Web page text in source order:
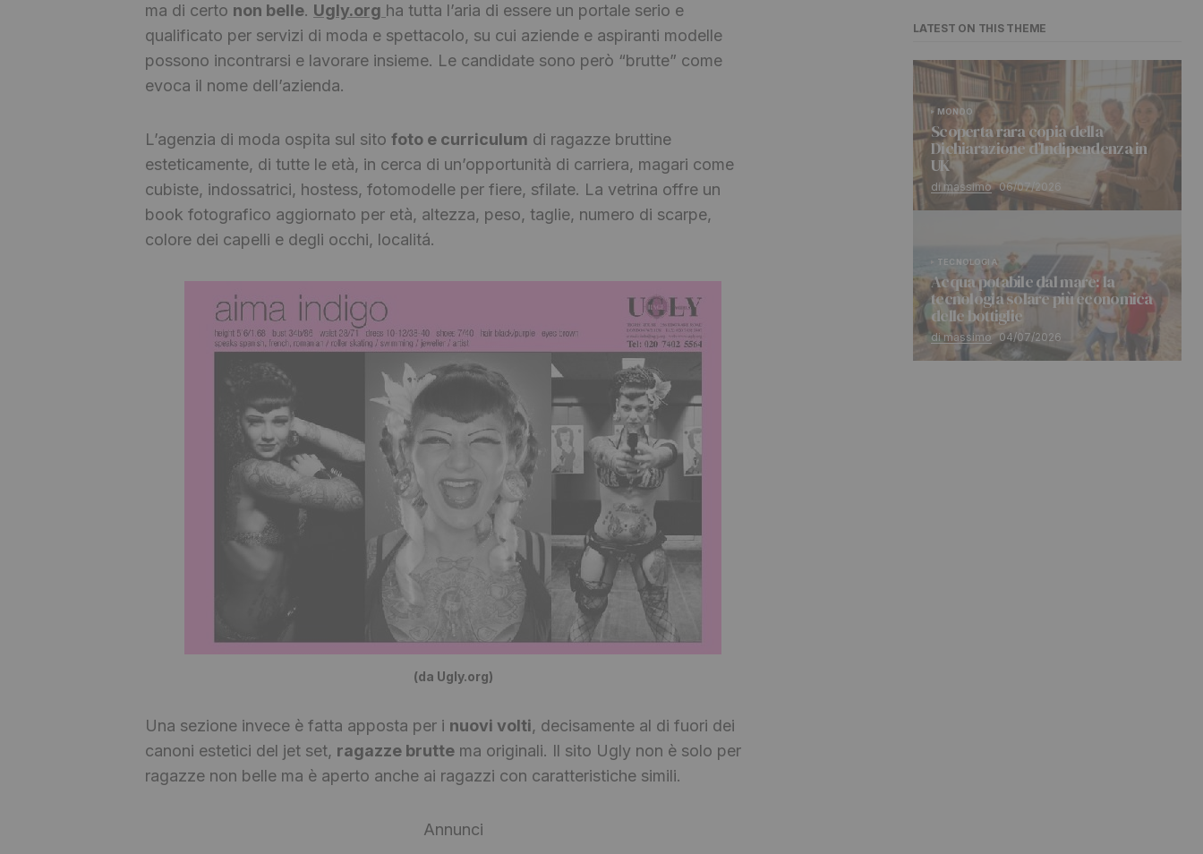
ma di certo non belle. Ugly.org ha tutta l’aria di essere un portale serio e
qualificato per servizi di moda e spettacolo, su cui aziende e aspiranti modelle
possono incontrarsi e lavorare insieme. Le candidate sono però “brutte” come
evoca il nome dell’azienda.
L’agenzia di moda ospita sul sito foto e curriculum di ragazze bruttine
esteticamente, di tutte le età, in cerca di un’opportunità di carriera, magari come
cubiste, indossatrici, hostess, fotomodelle per fiere, sfilate. La vetrina offre un
book fotografico aggiornato per età, altezza, peso, taglie, numero di scarpe,
colore dei capelli e degli occhi, localitá.
(da Ugly.org)
Una sezione invece è fatta apposta per i nuovi volti, decisamente al di fuori dei
canoni estetici del jet set, ragazze brutte ma originali. Il sito Ugly non è solo per
ragazze non belle ma è aperto anche ai ragazzi con caratteristiche simili.
Annunci
LATEST ON THIS THEME
MONDO
Scoperta rara copia della
Dichiarazione d’Indipendenza in
UK
di massimo 06/07/2026
TECNOLOGIA
Acqua potabile dal mare: la
tecnologia solare più economica
delle bottiglie
di massimo 04/07/2026